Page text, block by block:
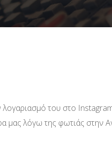
λογαριασμό του στο
μας λόγω της φωτιάς στην